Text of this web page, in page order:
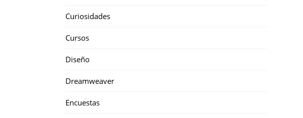
Curiosidades
Cursos
Diseño
Dreamweaver
Encuestas